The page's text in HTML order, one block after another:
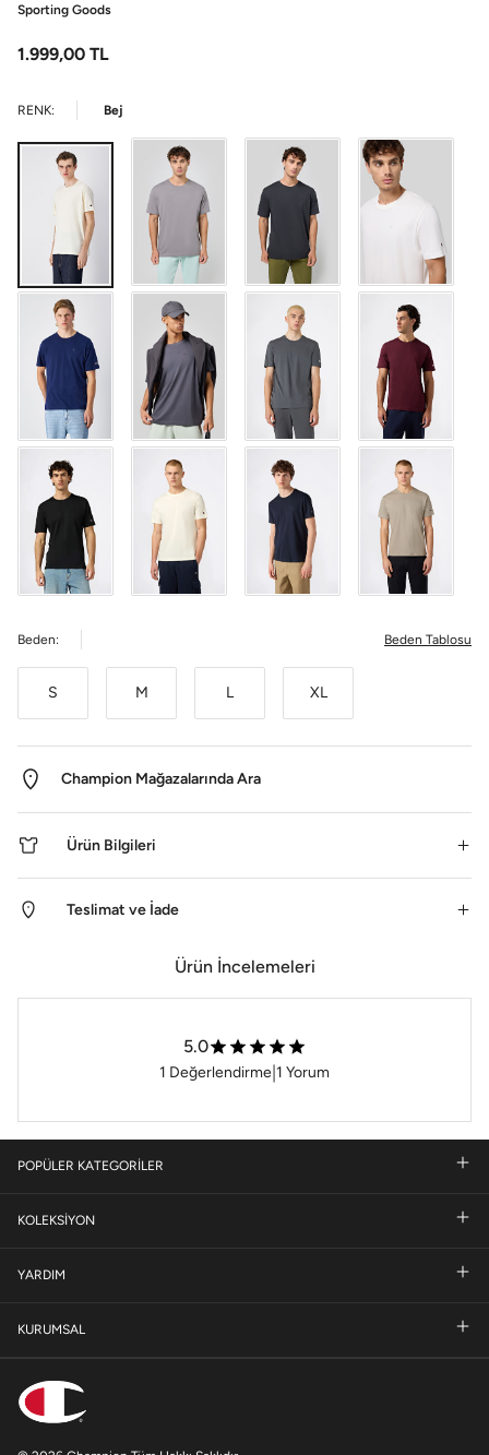
Sporting Goods
1.999,00 TL
RENK: Bej
Beden: Beden Tablosu
S M L XL
Champion Mağazalarında Ara
Ürün Bilgileri
Teslimat ve İade
Ürün İncelemeleri
5.0
1 Değerlendirme|1 Yorum
POPÜLER KATEGORİLER
KOLEKSİYON
YARDIM
KURUMSAL